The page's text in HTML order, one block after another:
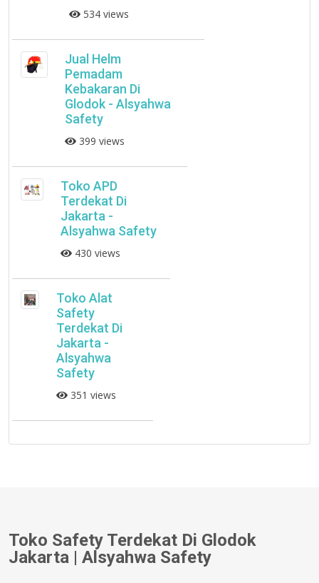
534 views
Jual Helm
Pemadam
Kebakaran Di
Glodok - Alsyahwa
Safety
399 views
Toko APD
Terdekat Di
Jakarta -
Alsyahwa Safety
430 views
Toko Alat
Safety
Terdekat Di
Jakarta -
Alsyahwa
Safety
351 views
Toko Safety Terdekat Di Glodok
Jakarta | Alsyahwa Safety